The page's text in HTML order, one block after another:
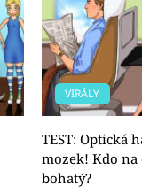
VIRÁLY
TEST: Optická
mozek! Kdo
bohatý?